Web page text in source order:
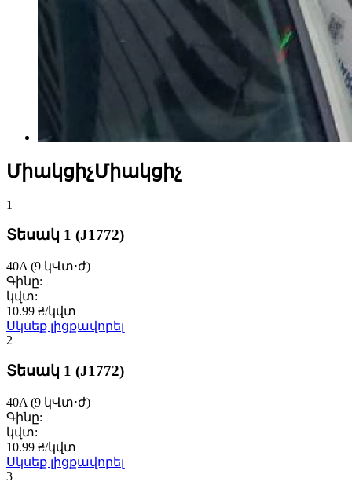
ՄիակցիչՄիակցիչ
1
Տեսակ 1 (J1772)
40A (9 կՎտ⋅ժ)
Գինը:
կվտ:
10.99 ₴/կվտ
Սկսեք լիցքավորել
2
Տեսակ 1 (J1772)
40A (9 կՎտ⋅ժ)
Գինը:
կվտ:
10.99 ₴/կվտ
Սկսեք լիցքավորել
3